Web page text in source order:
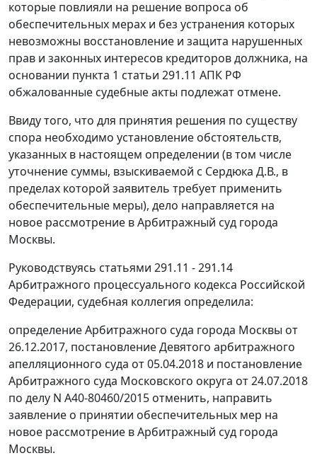
которые повлияли на решение вопроса об
обеспечительных мерах и без устранения которых
невозможны восстановление и защита нарушенных
прав и законных интересов кредиторов должника, на
основании пункта 1 статьи 291.11 АПК РФ
обжалованные судебные акты подлежат отмене.
Ввиду того, что для принятия решения по существу
спора необходимо установление обстоятельств,
указанных в настоящем определении (в том числе
уточнение суммы, взыскиваемой с Сердюка Д.В., в
пределах которой заявитель требует применить
обеспечительные меры), дело направляется на
новое рассмотрение в Арбитражный суд города
Москвы.
Руководствуясь статьями 291.11 - 291.14
Арбитражного процессуального кодекса Российской
Федерации, судебная коллегия определила:
определение Арбитражного суда города Москвы от
26.12.2017, постановление Девятого арбитражного
апелляционного суда от 05.04.2018 и постановление
Арбитражного суда Московского округа от 24.07.2018
по делу N А40-80460/2015 отменить, направить
заявление о принятии обеспечительных мер на
новое рассмотрение в Арбитражный суд города
Москвы.